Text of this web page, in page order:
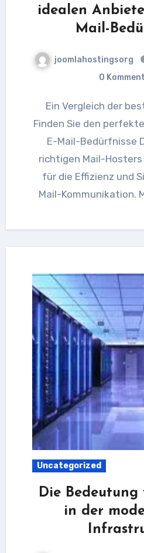
idealen
Mail-
joomlahostingsorg
0
Ein Vergleich der besten Mail-Hoster:
Finden Sie den
E-Mail-Bedürfnisse
richtigen Mail-
für die Effizienz und
Mail-Kommunikation.
Uncategorized
Die Bedeutung
in der